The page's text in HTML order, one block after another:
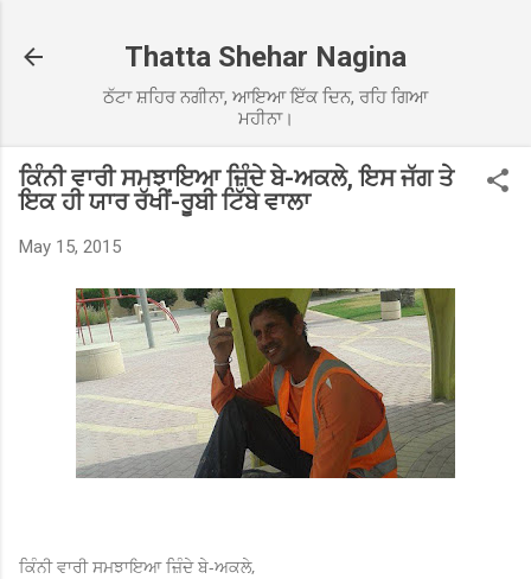
Thatta Shehar Nagina
ਠੱਟਾ ਸ਼ਹਿਰ ਨਗੀਨਾ, ਆਇਆ ਇੱਕ ਦਿਨ, ਰਹਿ ਗਿਆ
ਮਹੀਨਾ।
ਕਿੰਨੀ ਵਾਰੀ ਸਮਝਾਇਆ ਜ਼ਿੰਦੇ ਬੇ-ਅਕਲੇ, ਇਸ ਜੱਗ ਤੇ
ਇਕ ਹੀ ਯਾਰ ਰੱਖੀਂ-ਰੂਬੀ ਟਿੱਬੇ ਵਾਲਾ
May 15, 2015
ਕਿੰਨੀ ਵਾਰੀ ਸਮਝਾਇਆ ਜ਼ਿੰਦੇ ਬੇ-ਅਕਲੇ,